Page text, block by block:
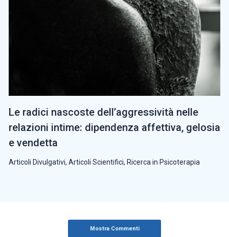
Le radici nascoste dell’aggressività nelle
relazioni intime: dipendenza affettiva, gelosia
e vendetta
Articoli Divulgativi, Articoli Scientifici, Ricerca in Psicoterapia
Mostra Commenti